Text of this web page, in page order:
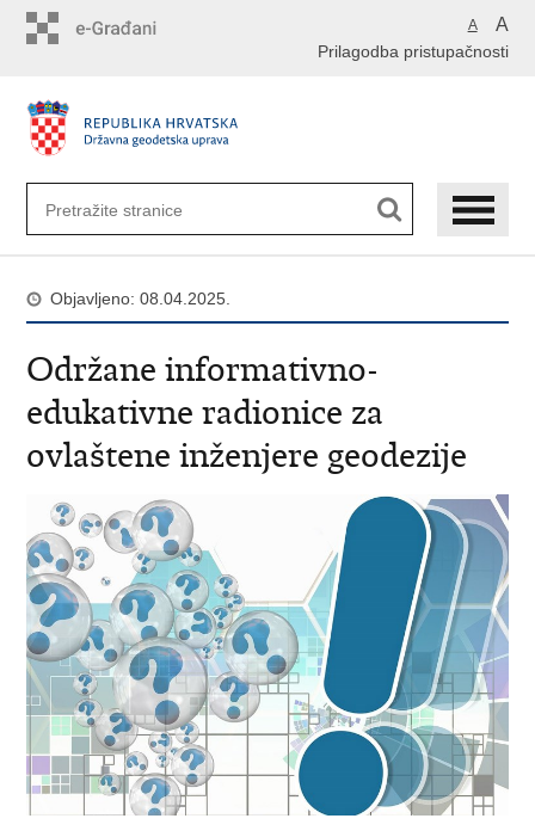
A A
Prilagodba pristupačnosti
Objavljeno: 08.04.2025.
Održane informativno-
edukativne radionice za
ovlaštene inženjere geodezije